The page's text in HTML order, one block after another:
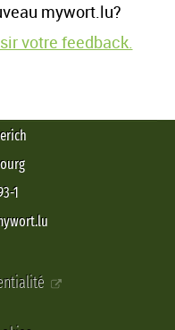
mywort.lu?
votre feedback.
1